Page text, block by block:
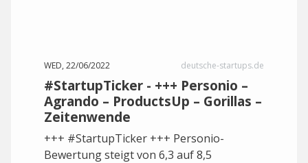
WED, 22/06/2022 deutsche-startups.de
#StartupTicker - +++ Personio –
Agrando – ProductsUp – Gorillas –
Zeitenwende
+++ #StartupTicker +++ Personio-
Bewertung steigt von 6,3 auf 8,5